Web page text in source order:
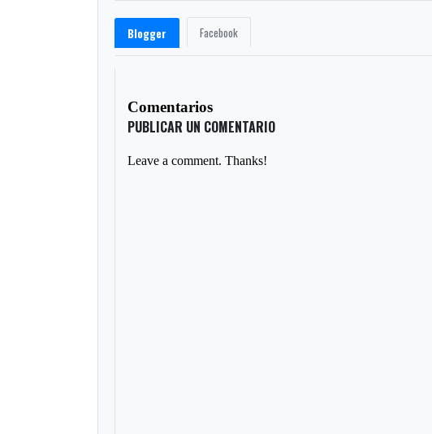
Blogger Facebook
Comentarios
PUBLICAR UN COMENTARIO
Leave a comment. Thanks!